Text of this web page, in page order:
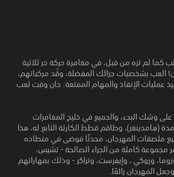
كما لم تره من قبل، في مغامرة حركة حر ثلاثية
العب بشخصيات جرائك المفضلة، وقُد مركباتهم،
عمليات الإنقاذ والمهام الممتعة. حان وقت لعب
وشك البدء، والجميع في خليج المغامرات
(هامدينغر)، وطاقم قطط الكارثة التابع له، هذا
ملصقات المهرجان، محدثًا فوضى في منطاده
مجموعة كاملة من الجراء الصالحة - تشيس،
وروكي ، وإيفرست، وتراكر - وذلك بمهاراتهم
المهرجان رائعًا.